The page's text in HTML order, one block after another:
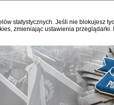
statystycznych. Jeśli nie blokujesz
zmieniając ustawienia